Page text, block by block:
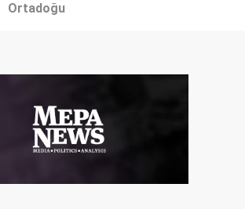
Ortadoğu